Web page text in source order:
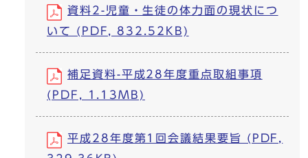
資料2-児童・生徒の体力面の現状につ
いて (PDF, 832.52KB)
補足資料-平成28年度重点取組事項
(PDF, 1.13MB)
平成28年度第1回会議結果要旨 (PDF,